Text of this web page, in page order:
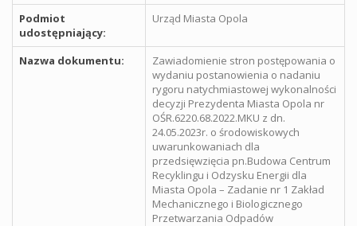
Podmiot
udostępniający:
Urząd Miasta Opola
Nazwa dokumentu:
Zawiadomienie stron postępowania o
wydaniu postanowienia o nadaniu
rygoru natychmiastowej wykonalności
decyzji Prezydenta Miasta Opola nr
OŚR.6220.68.2022.MKU z dn.
24.05.2023r. o środowiskowych
uwarunkowaniach dla
przedsięwzięcia pn.Budowa Centrum
Recyklingu i Odzysku Energii dla
Miasta Opola – Zadanie nr 1 Zakład
Mechanicznego i Biologicznego
Przetwarzania Odpadów